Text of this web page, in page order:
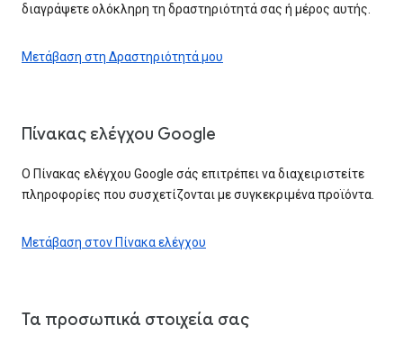
διαγράψετε ολόκληρη τη δραστηριότητά σας ή μέρος αυτής.
Μετάβαση στη Δραστηριότητά μου
Πίνακας ελέγχου Google
Ο Πίνακας ελέγχου Google σάς επιτρέπει να διαχειριστείτε
πληροφορίες που συσχετίζονται με συγκεκριμένα προϊόντα.
Μετάβαση στον Πίνακα ελέγχου
Τα προσωπικά στοιχεία σας